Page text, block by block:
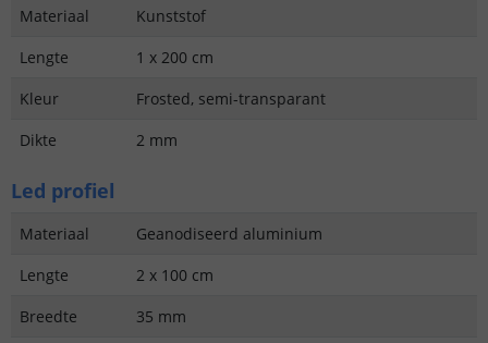
Materiaal
Kunststof
Lengte
1 x 200 cm
Kleur
Frosted, semi-transparant
Dikte
2 mm
Led profiel
Materiaal
Geanodiseerd aluminium
Lengte
2 x 100 cm
Breedte
35 mm